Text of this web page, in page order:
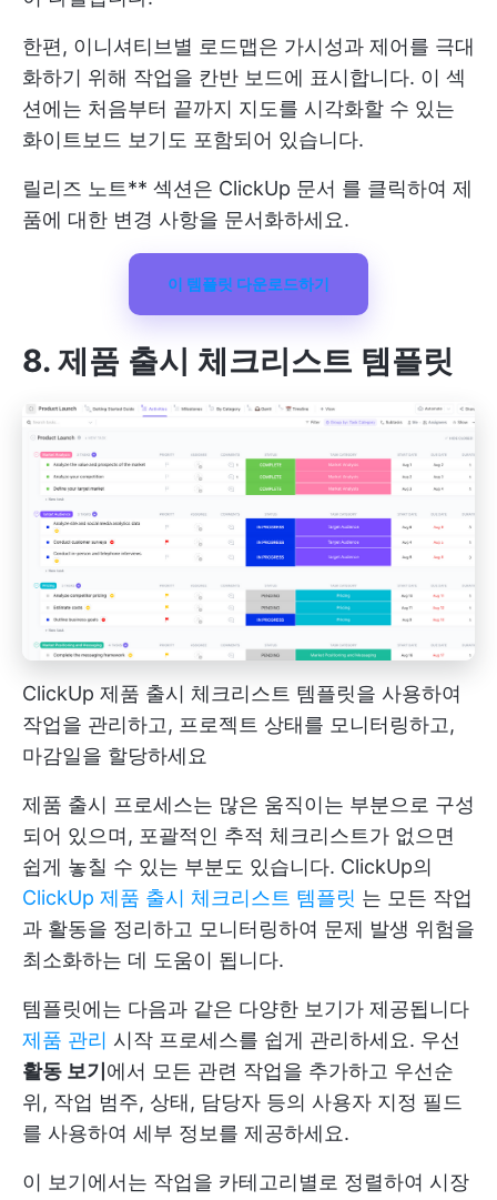
한편, 이니셔티브별 로드맵은 가시성과 제어를 극대
화하기 위해 작업을 칸반 보드에 표시합니다. 이 섹
션에는 처음부터 끝까지 지도를 시각화할 수 있는
화이트보드 보기도 포함되어 있습니다.
릴리즈 노트** 섹션은 ClickUp 문서 를 클릭하여 제
품에 대한 변경 사항을 문서화하세요.
이 템플릿 다운로드하기
8. 제품 출시 체크리스트 템플릿
ClickUp 제품 출시 체크리스트 템플릿을 사용하여
작업을 관리하고, 프로젝트 상태를 모니터링하고,
마감일을 할당하세요
제품 출시 프로세스는 많은 움직이는 부분으로 구성
되어 있으며, 포괄적인 추적 체크리스트가 없으면
쉽게 놓칠 수 있는 부분도 있습니다. ClickUp의
ClickUp 제품 출시 체크리스트 템플릿 는 모든 작업
과 활동을 정리하고 모니터링하여 문제 발생 위험을
최소화하는 데 도움이 됩니다.
템플릿에는 다음과 같은 다양한 보기가 제공됩니다
제품 관리 시작 프로세스를 쉽게 관리하세요. 우선
활동 보기 에서 모든 관련 작업을 추가하고 우선순
위, 작업 범주, 상태, 담당자 등의 사용자 지정 필드
를 사용하여 세부 정보를 제공하세요.
이 보기에서는 작업을 카테고리별로 정렬하여 시장